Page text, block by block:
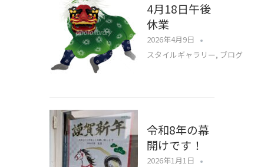
4月18日午後
休業
2026年4月9日
スタイルギャラリー, ブログ
令和8年の幕
開けです！
2026年1月1日